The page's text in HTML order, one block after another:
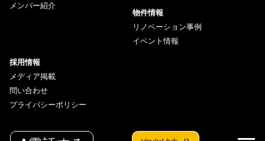
メンバー紹介
物件情報
リノベーション事例
イベント情報
採用情報
メディア掲載
問い合わせ
プライバシーポリシー